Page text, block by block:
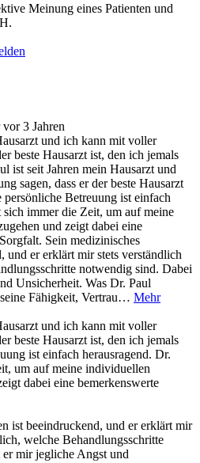
Meinung eines Patienten und
vor 3 Jahren
und ich kann mit voller
beste Hausarzt ist, den ich jemals
ist seit Jahren mein Hausarzt und
sagen, dass er der beste Hausarzt
persönliche Betreuung ist einfach
immer die Zeit, um auf meine
und zeigt dabei eine
Sein medizinisches
und er erklärt mir stets verständlich
notwendig sind. Dabei
Unsicherheit. Was Dr. Paul
Fähigkeit, Vertrau… Mehr
und ich kann mit voller
beste Hausarzt ist, den ich jemals
ist einfach herausragend. Dr.
um auf meine individuellen
dabei eine bemerkenswerte
ist beeindruckend, und er erklärt mir
welche Behandlungsschritte
mir jegliche Angst und